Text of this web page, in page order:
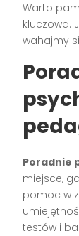
Warto
kluczowa.
wahajmy
Poradnie
miejsce,
pomoc w
testów i